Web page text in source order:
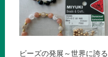
ビーズの発展～世界に誇る